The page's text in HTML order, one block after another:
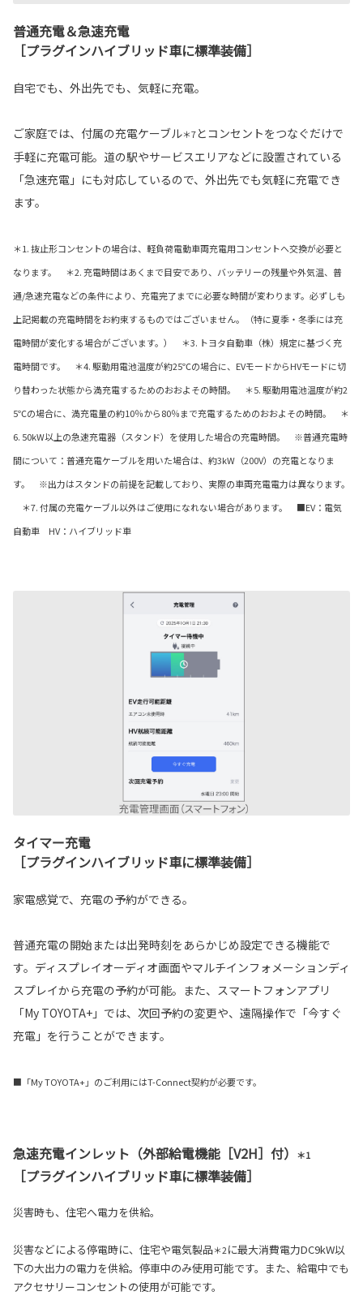
普通充電＆急速充電
［プラグインハイブリッド車に標準装備］
自宅でも、外出先でも、気軽に充電。
ご家庭では、付属の充電ケーブル＊7とコンセントをつなぐだけで
手軽に充電可能。道の駅やサービスエリアなどに設置されている
「急速充電」にも対応しているので、外出先でも気軽に充電でき
ます。
＊1. 抜止形コンセントの場合は、軽負荷電動車両充電用コンセントへ交換が必要と
なります。 ＊2. 充電時間はあくまで目安であり、バッテリーの残量や外気温、普
通/急速充電などの条件により、充電完了までに必要な時間が変わります。必ずしも
上記掲載の充電時間をお約束するものではございません。（特に夏季・冬季には充
電時間が変化する場合がございます。） ＊3. トヨタ自動車（株）規定に基づく充
電時間です。 ＊4. 駆動用電池温度が約25℃の場合に、EVモードからHVモードに切
り替わった状態から満充電するためのおおよその時間。 ＊5. 駆動用電池温度が約2
5℃の場合に、満充電量の約10％から80％まで充電するためのおおよその時間。 ＊
6. 50kW以上の急速充電器（スタンド）を使用した場合の充電時間。 ※普通充電時
間について：普通充電ケーブルを用いた場合は、約3kW（200V）の充電となりま
す。 ※出力はスタンドの前提を記載しており、実際の車両充電電力は異なります。
＊7. 付属の充電ケーブル以外はご使用になれない場合があります。 ■EV：電気
自動車 HV：ハイブリッド車
タイマー充電
［プラグインハイブリッド車に標準装備］
家電感覚で、充電の予約ができる。
普通充電の開始または出発時刻をあらかじめ設定できる機能で
す。ディスプレイオーディオ画面やマルチインフォメーションディ
スプレイから充電の予約が可能。また、スマートフォンアプリ
「My TOYOTA+」では、次回予約の変更や、遠隔操作で「今すぐ
充電」を行うことができます。
■「My TOYOTA+」のご利用にはT-Connect契約が必要です。
急速充電インレット（外部給電機能［V2H］付） ＊1
［プラグインハイブリッド車に標準装備］
災害時も、住宅へ電力を供給。
災害などによる停電時に、住宅や電気製品＊2に最大消費電力DC9kW以
下の大出力の電力を供給。停車中のみ使用可能です。また、給電中でも
アクセサリーコンセントの使用が可能です。